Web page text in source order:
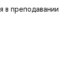
в преподавании